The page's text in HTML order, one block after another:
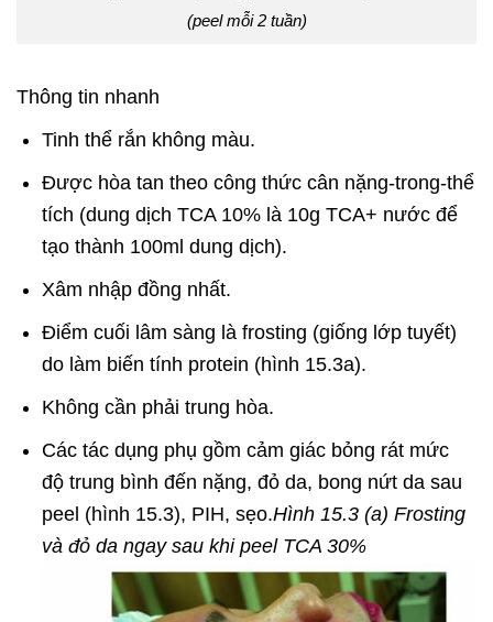
(peel mỗi 2 tuần)
Thông tin nhanh
Tinh thể rắn không màu.
Được hòa tan theo công thức cân nặng-trong-thể
tích (dung dịch TCA 10% là 10g TCA+ nước để
tạo thành 100ml dung dịch).
Xâm nhập đồng nhất.
Điểm cuối lâm sàng là frosting (giống lớp tuyết)
do làm biến tính protein (hình 15.3a).
Không cần phải trung hòa.
Các tác dụng phụ gồm cảm giác bỏng rát mức
độ trung bình đến nặng, đỏ da, bong nứt da sau
peel (hình 15.3), PIH, sẹo.Hình 15.3 (a) Frosting
và đỏ da ngay sau khi peel TCA 30%